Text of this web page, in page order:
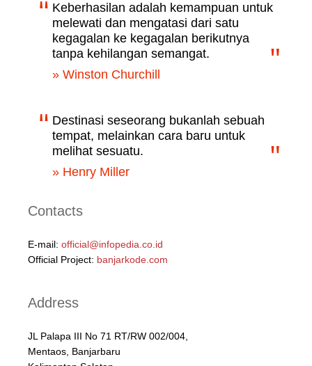
Keberhasilan adalah kemampuan untuk
melewati dan mengatasi dari satu
kegagalan ke kegagalan berikutnya
tanpa kehilangan semangat.
» Winston Churchill
Destinasi seseorang bukanlah sebuah
tempat, melainkan cara baru untuk
melihat sesuatu.
» Henry Miller
Contacts
E-mail: official@infopedia.co.id
Official Project: banjarkode.com
Address
JL Palapa III No 71 RT/RW 002/004,
Mentaos, Banjarbaru